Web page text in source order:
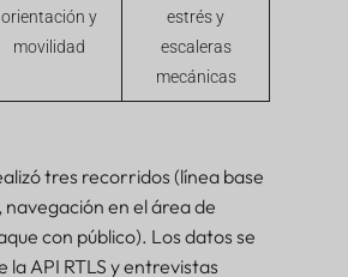
orientación y
movilidad
estrés y
escaleras
mecánicas
tres recorridos (línea base
en el área de
con público). Los datos se
API RTLS y entrevistas